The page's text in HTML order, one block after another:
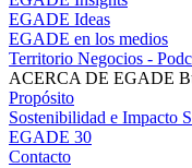
EGADE Ideas
EGADE en los medios
Territorio Negocios -
ACERCA DE EGADE
Propósito
Sostenibilidad e Impacto
EGADE 30
Contacto